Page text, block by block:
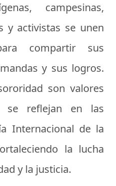
campesinas,
y activistas se unen
compartir sus
y sus logros.
son valores
se reflejan en las
Internacional de la
la lucha
y la justicia.